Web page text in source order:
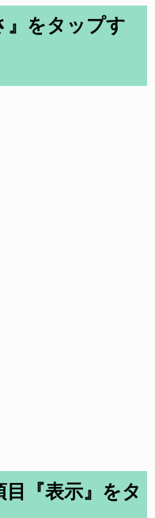
』をタップす
『表示』をタ